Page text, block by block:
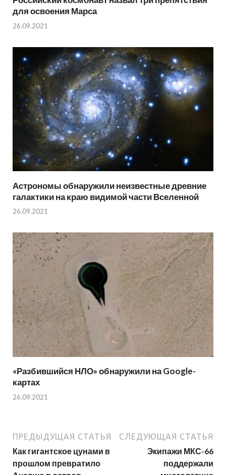
для освоения Марса
26.09.2021
Астрономы обнаружили неизвестные древние
галактики на краю видимой части Вселенной
26.09.2021
«Разбившийся НЛО» обнаружили на Google-
картах
26.09.2021
ПРЕДЫДУЩАЯ СТАТЬЯ
Как гигантское цунами в
прошлом превратило
СЛЕДУЮЩАЯ СТАТЬЯ
Экипажи МКС-66
поддержали